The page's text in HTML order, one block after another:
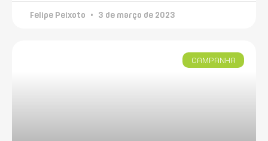
Felipe Peixoto 3 de março de 2023
CAMPANHA